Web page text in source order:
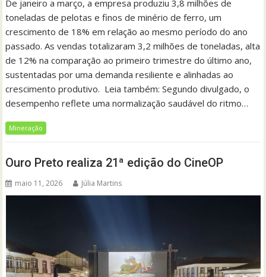
De janeiro a março, a empresa produziu 3,8 milhões de
toneladas de pelotas e finos de minério de ferro, um
crescimento de 18% em relação ao mesmo período do ano
passado. As vendas totalizaram 3,2 milhões de toneladas, alta
de 12% na comparação ao primeiro trimestre do último ano,
sustentadas por uma demanda resiliente e alinhadas ao
crescimento produtivo. Leia também: Segundo divulgado, o
desempenho reflete uma normalização saudável do ritmo…
Mineração
Ouro Preto realiza 21ª edição do CineOP
maio 11, 2026 Júlia Martins